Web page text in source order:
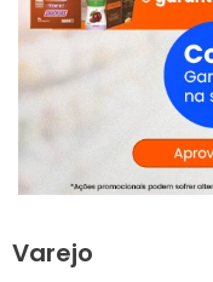
Varejo